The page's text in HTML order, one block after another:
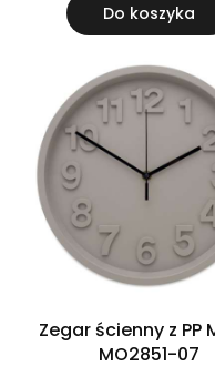
Do koszyka
Zegar ścienny z PP
MO2851-07